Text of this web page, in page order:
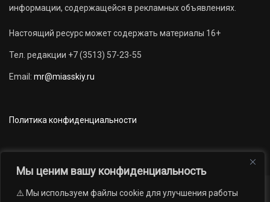
Мы ценим вашу конфиденциальность
⚠️ Мы используем файлы cookie для улучшения работы
информации, содержащейся в рекламных объявлениях.
Настоящий ресурс может содержать материалы 16+
Тел. редакции +7 (3513) 57-23-55
Email: mr@miasskiy.ru
Политика конфиденциальности
Новости Наши проекты Официально